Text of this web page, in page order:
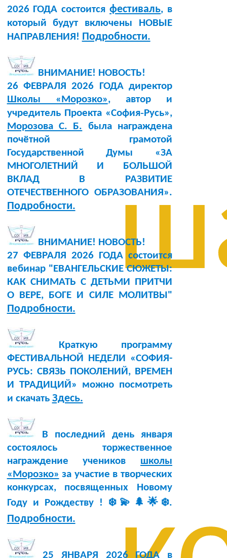
2026 ГОДА состоитсяфестиваль, в
который будут включены НОВЫЕ
НАПРАВЛЕНИЯ! Подробности.
ВНИМАНИЕ! НОВОСТЬ!
26 ФЕВРАЛЯ 2026 ГОДА директор
Школы «Морозко», автор и
учредитель Проекта «София‑Русь»,
Морозова С. Б. была награждена
почётной грамотой
Государственной Думы «ЗА
МНОГОЛЕТНИЙ И БОЛЬШОЙ
ВКЛАД В РАЗВИТИЕ
ОТЕЧЕСТВЕННОГО ОБРАЗОВАНИЯ».
Подробности.
ВНИМАНИЕ! НОВОСТЬ!
27 ФЕВРАЛЯ 2026 ГОДА состоится
вебинар "ЕВАНГЕЛЬСКИЕ СЮЖЕТЫ:
КАК СНИМАТЬ С ДЕТЬМИ ПРИТЧИ
О ВЕРЕ, БОГЕ И СИЛЕ МОЛИТВЫ"
Подробности.
Краткую программу
ФЕСТИВАЛЬНОЙ НЕДЕЛИ «СОФИЯ-
РУСЬ: СВЯЗЬ ПОКОЛЕНИЙ, ВРЕМЕН
И ТРАДИЦИЙ» можно посмотреть
и скачать Здесь.
В последний день января
состоялось торжественное
награждение учеников школы
«Морозко» за участие в творческих
конкурсах, посвященных Новому
Году и Рождеству ! ❄️💫🌲🌟❄️.
Подробности.
25 ЯНВАРЯ 2026 ГОДА в